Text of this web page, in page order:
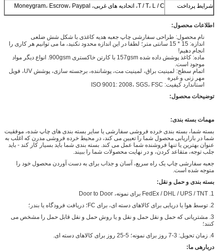
شرایط پرداخت T / T، L / C، اتحادیه های غربی، Moneygram، Escrow، Paypal
اطلاعات محصول:
نام محصول: طراحی سفارشی چاپ جعبه هدیه کاغذی با شکل شش ضلعی
اندازه: 15 * 15 سانتی متر؛ لطفا در این اندازه محدود نکنید، ما می توانیم هر کاری را
انجام دهیم!
ماده: کاغذ پوشش داده شده 157gsm با کارتن خاکستری 900gsm. انواع دیگر مواد
موجود است.
اتمام سطح: لمینیت براق، لمینیت مت، پوشاننده، برجسته سازی، پوشش UV، فویل
مهر زنی و غیره
استاندارد کیفیت: ISO 9001: 2008، SGS، FSC
توضیحات محصول:
مهمات بسته بندی:
بسته شما، بسته بندی خرده فروشی سفارشی یا سایر بسته بندی های چاپ شده، موفقیت
شما در بازاریابی محصول شما را تعیین می کند، در محیط خرده فروشی مدرن که اغلب به
عنوان بهترین یا تنها فروشنده شما عمل می کند. بسته بندی شما باید بسیار کار کند - باید
جلب توجه، متقاعد کردن، و در نهایت محصولات شما را ببیند.
جعبه سفارشی چاپ یک راه سریع، آسان و جذاب برای به دست آوردن محصول خود را
متوجه شده است.
بسته بندی و حمل و نقل:
1. FedEx / DHL / UPS / TNT برای نمونه، Door to Door
2. توسط هوا یا دریایی برای کالاهای دسته ای، برای FC؛ دریافت فرودگاه یا بندر؛
3. مشتریانی که حمل و نقل حمل و نقل و یا روش حمل و نقل قابل حمل را مشخص می
کنند؛
4. زمان تحویل: 3-7 روز برای نمونه؛ 5-25 روز برای کالاهای دسته ای.
دربارهی ما: